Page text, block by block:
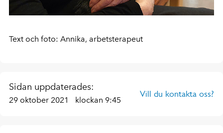
Text och foto: Annika, arbetsterapeut
Sidan uppdaterades:
29 oktober 2021 klockan 9:45
Vill du kontakta oss?